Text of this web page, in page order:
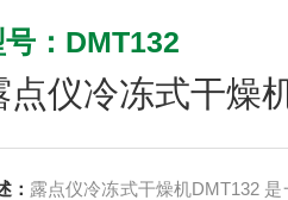
：DMT132
点仪冷冻式干燥
： 露点仪冷冻式干燥机DMT132